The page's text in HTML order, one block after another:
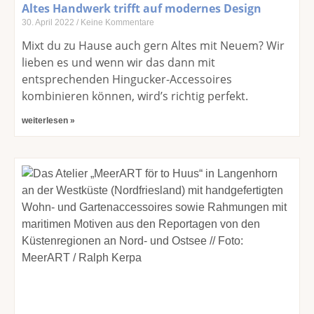
Altes Handwerk trifft auf modernes Design
30. April 2022 Keine Kommentare
Mixt du zu Hause auch gern Altes mit Neuem? Wir
lieben es und wenn wir das dann mit
entsprechenden Hingucker-Accessoires
kombinieren können, wird’s richtig perfekt.
weiterlesen »